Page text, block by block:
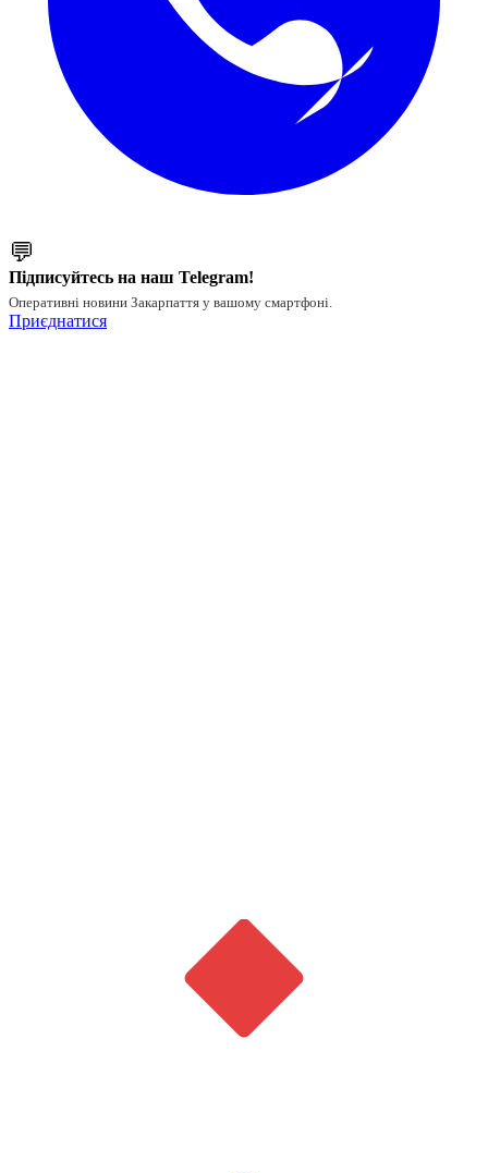
💬
Підписуйтесь на наш Telegram!
Оперативні новини Закарпаття у вашому смартфоні.
Приєднатися